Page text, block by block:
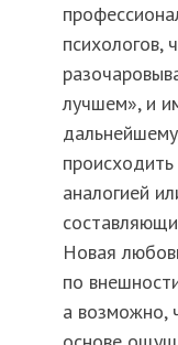
психологов,
лучшем», и
аналогией
Новая
по
а возможно,